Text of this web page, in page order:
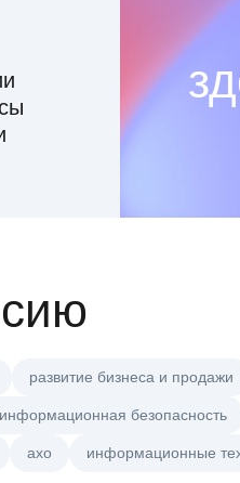
развитие бизнеса и продажи
информационная безопасность
axo информационные